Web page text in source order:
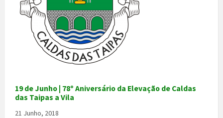
19 de Junho | 78º Aniversário da Elevação de Caldas
das Taipas a Vila
21 Junho, 2018